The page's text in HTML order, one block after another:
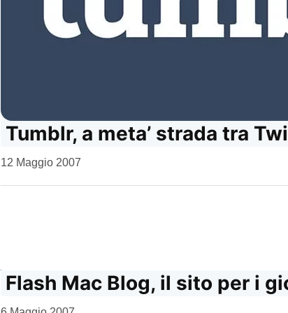
Tumblr, a meta’ strada tra
da
12 Maggio 2007
Flash Mac Blog, il sito per i